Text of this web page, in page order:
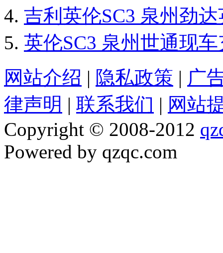
吉利英伦SC3 泉州劲
英伦SC3 泉州世通现
网站介绍 | 隐私政策 | 广
律声明 | 联系我们 | 网站
Copyright © 2008-2012
Powered by qzqc.com